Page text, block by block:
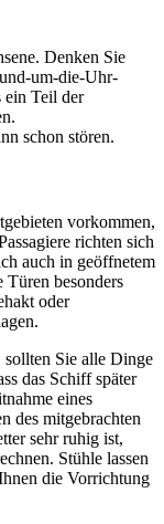
Denken Sie
um-die-Uhr-
ein Teil der
schon stören.
vorkommen,
richten sich
auch in geöffnetem
Türen besonders
oder
Sie alle Dinge
das Schiff später
eines
des mitgebrachten
sehr ruhig ist,
Stühle lassen
die Vorrichtung